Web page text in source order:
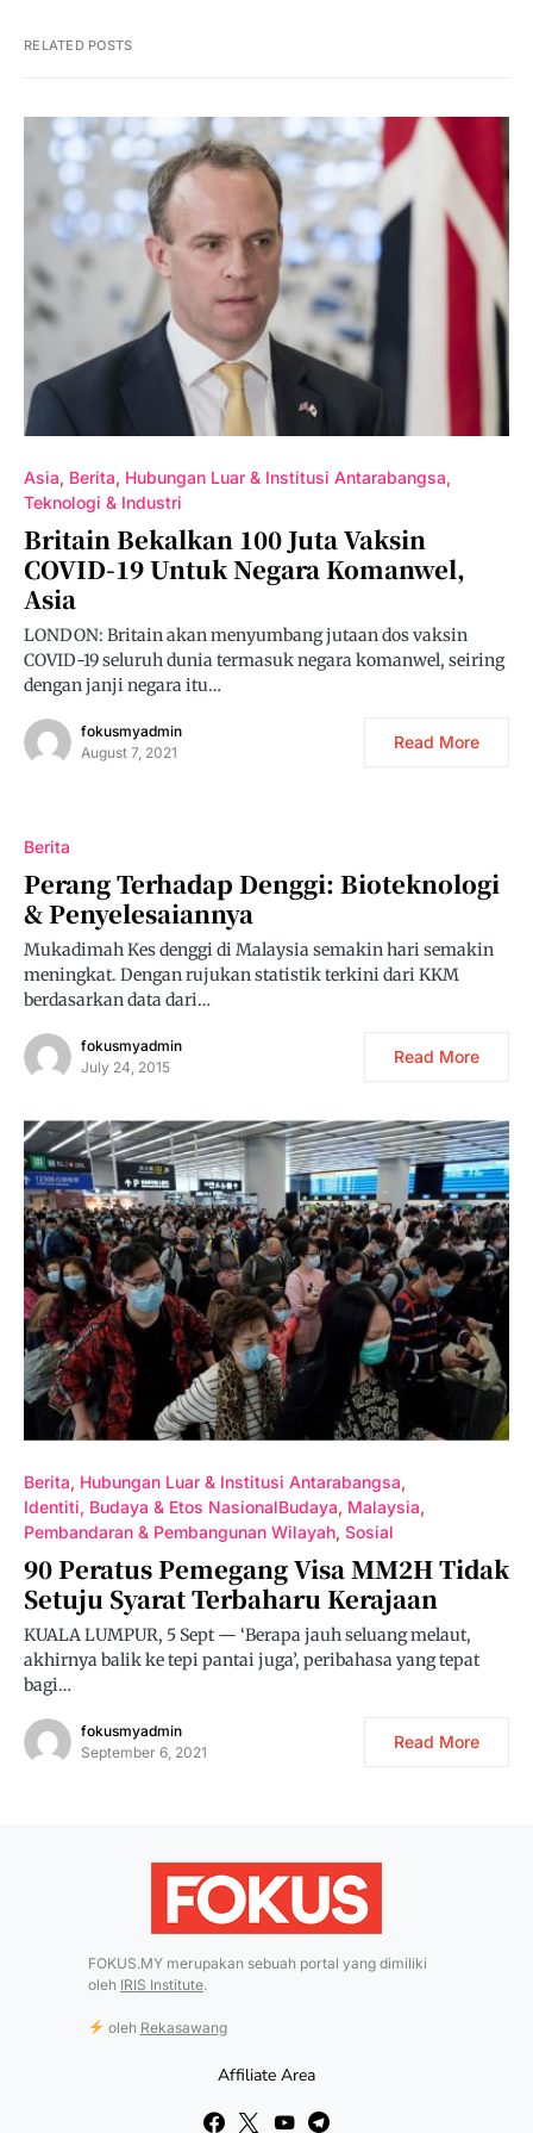
RELATED POSTS
Asia Berita Hubungan Luar & Institusi Antarabangsa
Teknologi & Industri
Britain Bekalkan 100 Juta Vaksin
COVID-19 Untuk Negara Komanwel,
Asia
LONDON: Britain akan menyumbang jutaan dos vaksin
COVID-19 seluruh dunia termasuk negara komanwel, seiring
dengan janji negara itu…
fokusmyadmin
August 7, 2021
Read More
Berita
Perang Terhadap Denggi: Bioteknologi
& Penyelesaiannya
Mukadimah Kes denggi di Malaysia semakin hari semakin
meningkat. Dengan rujukan statistik terkini dari KKM
berdasarkan data dari…
fokusmyadmin
July 24, 2015
Read More
Berita Hubungan Luar & Institusi Antarabangsa
Identiti, Budaya & Etos NasionalBudaya Malaysia
Pembandaran & Pembangunan Wilayah Sosial
90 Peratus Pemegang Visa MM2H Tidak
Setuju Syarat Terbaharu Kerajaan
KUALA LUMPUR, 5 Sept — ‘Berapa jauh seluang melaut,
akhirnya balik ke tepi pantai juga’, peribahasa yang tepat
bagi…
fokusmyadmin
September 6, 2021
Read More
FOKUS.MY merupakan sebuah portal yang dimiliki
oleh IRIS Institute.
oleh Rekasawang
Affiliate Area